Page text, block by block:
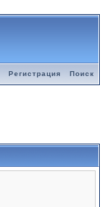
Регистрация Поиск